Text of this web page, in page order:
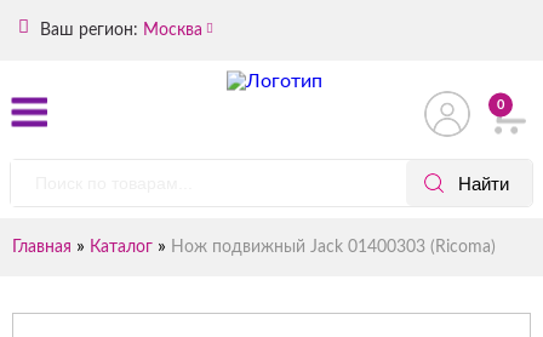
Ваш регион: Москва
0
Главная » Каталог » Нож подвижный Jack 01400303 (Ricoma)